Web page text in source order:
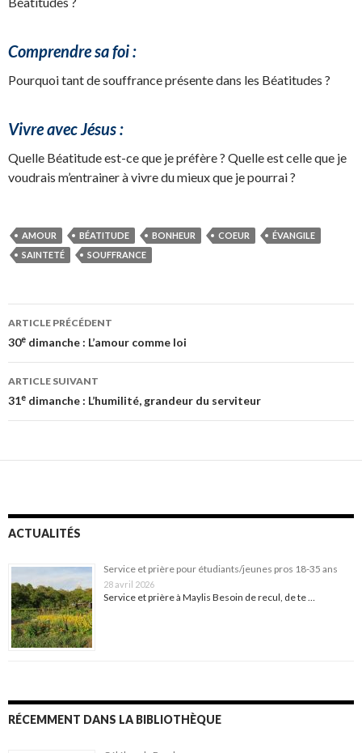
Comprendre sa foi :
Pourquoi tant de souffrance présente dans les Béatitudes ?
Vivre avec Jésus :
Quelle Béatitude est-ce que je préfère ? Quelle est celle que je
voudrais m’entrainer à vivre du mieux que je pourrai ?
AMOUR BÉATITUDE BONHEUR COEUR
ÉVANGILE
SAINTETÉ
SOUFFRANCE
Navigation
des
articles
ARTICLE PRÉCÉDENT
30e dimanche : L’amour comme loi
ARTICLE SUIVANT
31e dimanche : L’humilité, grandeur du serviteur
ACTUALITÉS
Service et prière pour étudiants/jeunes pros 18-35 ans
28 avril 2026
Service et prière à Maylis Besoin de recul, de te …
RÉCEMMENT DANS LA BIBLIOTHÈQUE